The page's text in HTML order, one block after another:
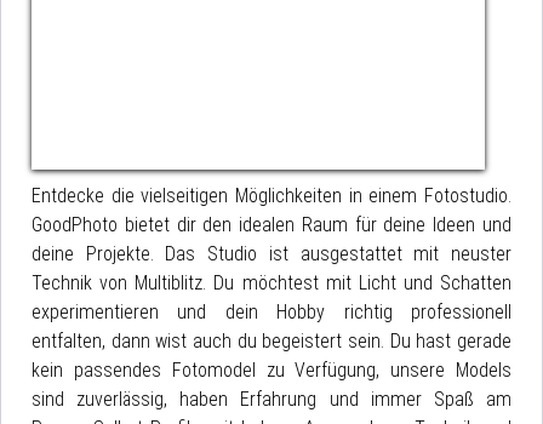
Entdecke die vielseitigen Möglichkeiten in einem Fotostudio.
GoodPhoto bietet dir den idealen Raum für deine Ideen und
deine Projekte. Das Studio ist ausgestattet mit neuster
Technik von Multiblitz. Du möchtest mit Licht und Schatten
experimentieren und dein Hobby richtig professionell
entfalten, dann wist auch du begeistert sein. Du hast gerade
kein passendes Fotomodel zu Verfügung, unsere Models
sind zuverlässig, haben Erfahrung und immer Spaß am